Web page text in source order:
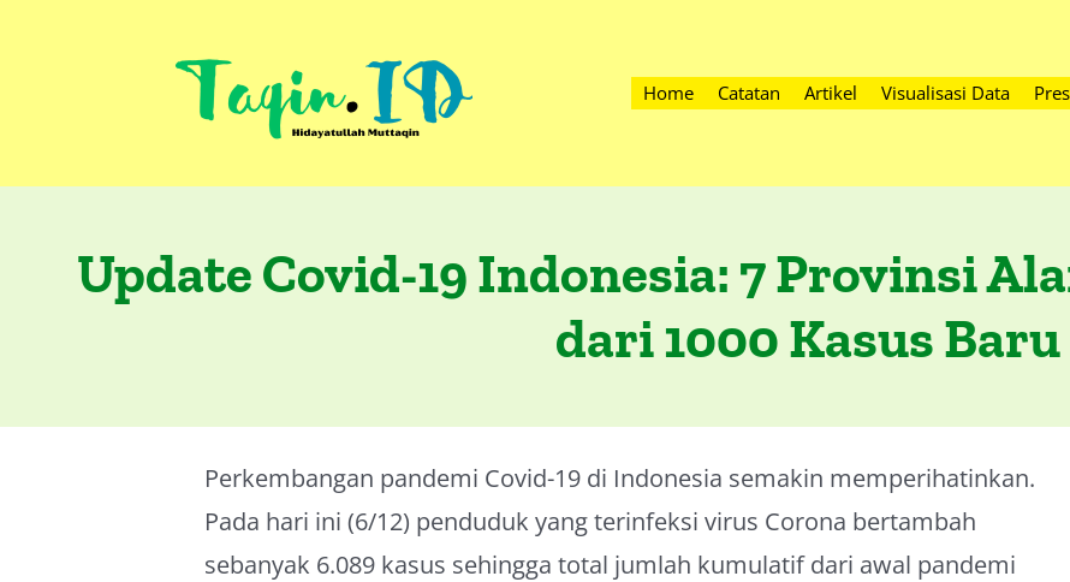
Home Catatan Artikel Visualisasi Data
Update Covid-19 Indonesia: 7 Provinsi
dari 1000 Kasus Baru
Perkembangan pandemi Covid-19 di Indonesia semakin memperihatinkan.
Pada hari ini (6/12) penduduk yang terinfeksi virus Corona bertambah
sebanyak 6.089 kasus sehingga total jumlah kumulatif dari awal pandemi